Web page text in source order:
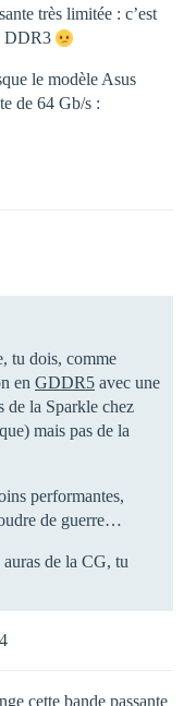
très limitée : c’est
DDR3
le modèle Asus
de 64 Gb/s :
tu dois, comme
en GDDR5 avec une
de la Sparkle chez
mais pas de la
performantes,
de guerre…
de la CG, tu
cette bande passante